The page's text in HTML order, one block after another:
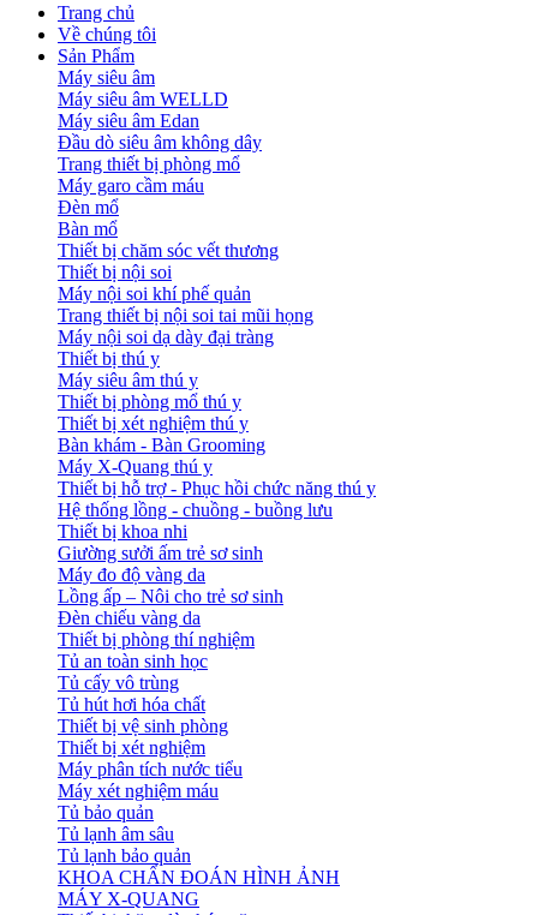
Trang chủ
Về chúng tôi
Sản Phẩm
Máy siêu âm
Máy siêu âm WELLD
Máy siêu âm Edan
Đầu dò siêu âm không dây
Trang thiết bị phòng mổ
Máy garo cầm máu
Đèn mổ
Bàn mổ
Thiết bị chăm sóc vết thương
Thiết bị nội soi
Máy nội soi khí phế quản
Trang thiết bị nội soi tai mũi họng
Máy nội soi dạ dày đại tràng
Thiết bị thú y
Máy siêu âm thú y
Thiết bị phòng mổ thú y
Thiết bị xét nghiệm thú y
Bàn khám - Bàn Grooming
Máy X-Quang thú y
Thiết bị hỗ trợ - Phục hồi chức năng thú y
Hệ thống lồng - chuồng - buồng lưu
Thiết bị khoa nhi
Giường sưởi ấm trẻ sơ sinh
Máy đo độ vàng da
Lồng ấp – Nôi cho trẻ sơ sinh
Đèn chiếu vàng da
Thiết bị phòng thí nghiệm
Tủ an toàn sinh học
Tủ cấy vô trùng
Tủ hút hơi hóa chất
Thiết bị vệ sinh phòng
Thiết bị xét nghiệm
Máy phân tích nước tiểu
Máy xét nghiệm máu
Tủ bảo quản
Tủ lạnh âm sâu
Tủ lạnh bảo quản
KHOA CHẨN ĐOÁN HÌNH ẢNH
MÁY X-QUANG